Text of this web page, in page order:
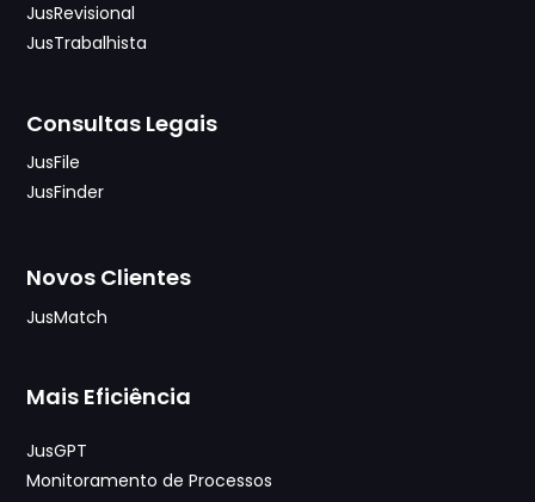
JusRevisional
JusTrabalhista
Consultas Legais
JusFile
JusFinder
Novos Clientes
JusMatch
Mais Eficiência
JusGPT
Monitoramento de Processos